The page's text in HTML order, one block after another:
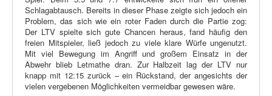
Schlagabtausch. Bereits in dieser Phase zeigte sich jedoch ein
Problem, das sich wie ein roter Faden durch die Partie zog:
Der LTV spielte sich gute Chancen heraus, fand häufig den
freien Mitspieler, ließ jedoch zu viele klare Würfe ungenutzt.
Mit viel Bewegung im Angriff und großem Einsatz in der
Abwehr blieb Letmathe dran. Zur Halbzeit lag der LTV nur
knapp mit 12:15 zurück – ein Rückstand, der angesichts der
vielen vergebenen Möglichkeiten vermeidbar gewesen wäre.